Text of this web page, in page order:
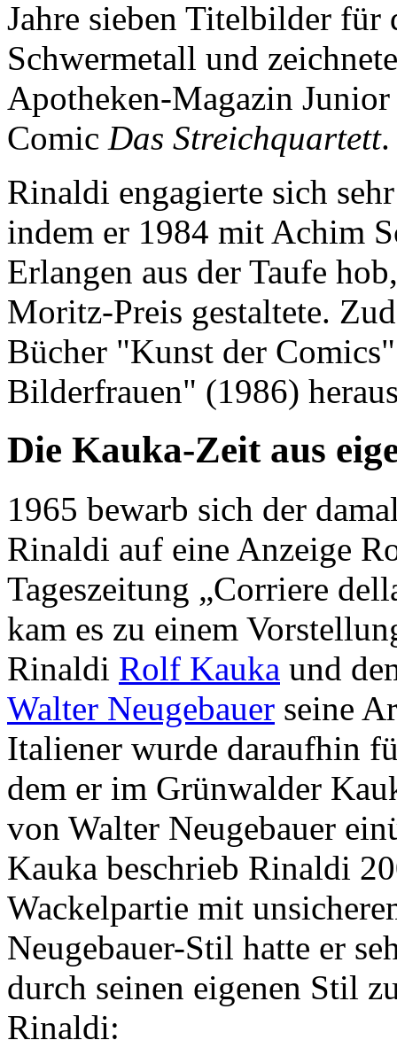
Jahre sieben Titelbilder
Schwermetall und
Apotheken-Magazin
Comic Das Streichquartett.
Rinaldi engagierte sich
indem er 1984 mit Achim
Erlangen aus der Taufe
Moritz-Preis gestaltete.
Bücher "Kunst der
Bilderfrauen" (1986)
Die Kauka-Zeit aus
1965 bewarb sich der
Rinaldi auf eine Anzeige
Tageszeitung „Corriere
kam es zu einem
Rinaldi Rolf Kauka und
Walter Neugebauer seine
Italiener wurde daraufhin
dem er im Grünwalder
von Walter Neugebauer
Kauka beschrieb Rinaldi
Wackelpartie mit
Neugebauer-Stil hatte er
durch seinen eigenen Stil
Rinaldi: